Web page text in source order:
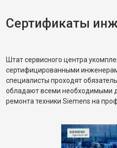
Сертификаты
Штат сервисного центра
сертифицированными
специалисты проходят
обладают всеми необходимыми
ремонта техники Siemens на